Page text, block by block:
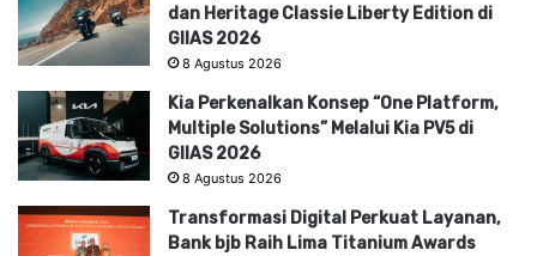
dan Heritage Classie Liberty Edition di
GIIAS 2026
8 Agustus 2026
Kia Perkenalkan Konsep “One Platform,
Multiple Solutions” Melalui Kia PV5 di
GIIAS 2026
8 Agustus 2026
Transformasi Digital Perkuat Layanan,
Bank bjb Raih Lima Titanium Awards